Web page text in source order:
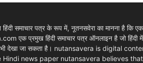
समाचार पत्र के रूप में, नूतनसवेरा का मानना है कि
एक प्रमुख हिंदी समाचार पत्र ऑनलाइन है जो हिंदी
से भी देखा जा सकता है। nutansavera is digital
news paper nutansavera believes